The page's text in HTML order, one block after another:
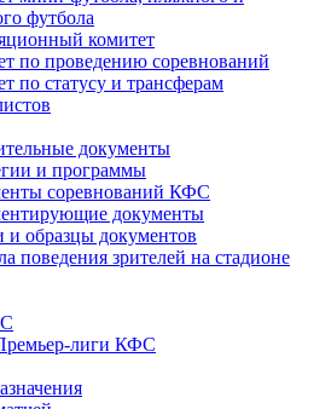
футбола
комитет
по проведению соревнований
по статусу и трансферам
документы
и программы
соревнований КФС
документы
и образцы документов
поведения зрителей на стадионе
лиги КФС